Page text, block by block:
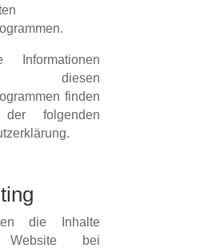
Informationen
finden
folgenden
die Inhalte
Website bei